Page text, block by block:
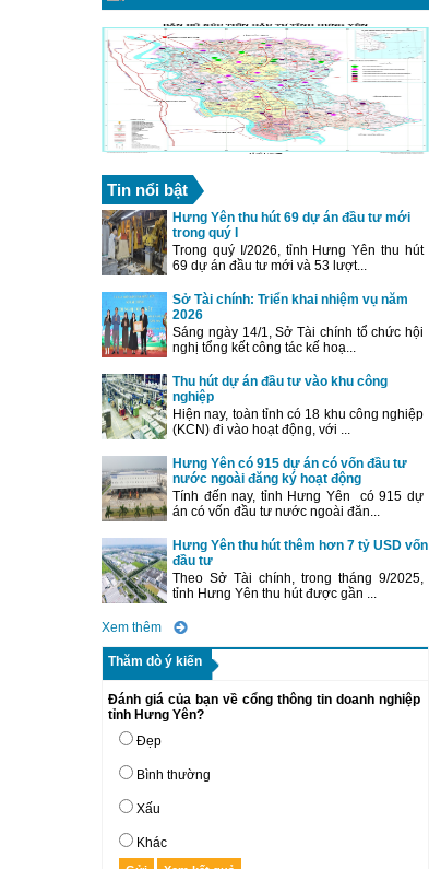
Tin nổi bật
Hưng Yên thu hút 69 dự án đầu tư mới
trong quý I
Trong quý I/2026, tỉnh Hưng Yên thu hút
69 dự án đầu tư mới và 53 lượt...
Sở Tài chính: Triển khai nhiệm vụ năm
2026
Sáng ngày 14/1, Sở Tài chính tổ chức hội
nghị tổng kết công tác kế hoạ...
Thu hút dự án đầu tư vào khu công
nghiệp
Hiện nay, toàn tỉnh có 18 khu công nghiệp
(KCN) đi vào hoạt động, với ...
Hưng Yên có 915 dự án có vốn đầu tư
nước ngoài đăng ký hoạt động
Tính đến nay, tỉnh Hưng Yên có 915 dự
án có vốn đầu tư nước ngoài đăn...
Hưng Yên thu hút thêm hơn 7 tỷ USD vốn
đầu tư
Theo Sở Tài chính, trong tháng 9/2025,
tỉnh Hưng Yên thu hút được gần ...
Xem thêm
Thăm dò ý kiến
Đánh giá của bạn về cổng thông tin doanh nghiệp
tỉnh Hưng Yên?
Đẹp
Bình thường
Xấu
Khác